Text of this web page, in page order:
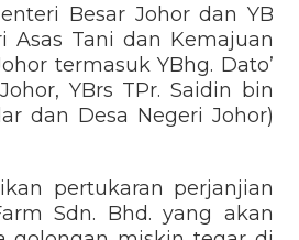
Besar Johor dan YB
Asas Tani dan Kemajuan
termasuk YBhg. Dato’
YBrs TPr. Saidin bin
dan Desa Negeri Johor)
pertukaran perjanjian
Sdn. Bhd. yang akan